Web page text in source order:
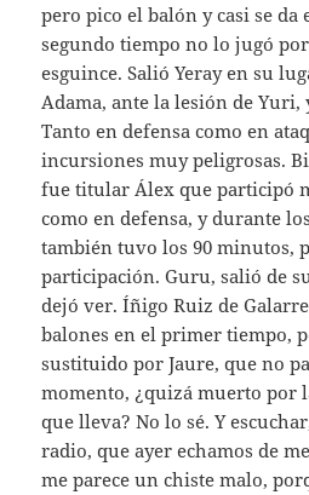
pero pico el balón y casi se
segundo tiempo no lo jugó
esguince. Salió Yeray en su
Adama, ante la lesión de
Tanto en defensa como en
incursiones muy peligrosas.
fue titular Álex que participó
como en defensa, y durante
también tuvo los 90 minutos,
participación. Guru, salió de
dejó ver. Íñigo Ruiz de
balones en el primer tiempo,
sustituido por Jaure, que no
momento, ¿quizá muerto por
que lleva? No lo sé. Y
radio, que ayer echamos de
me parece un chiste malo,